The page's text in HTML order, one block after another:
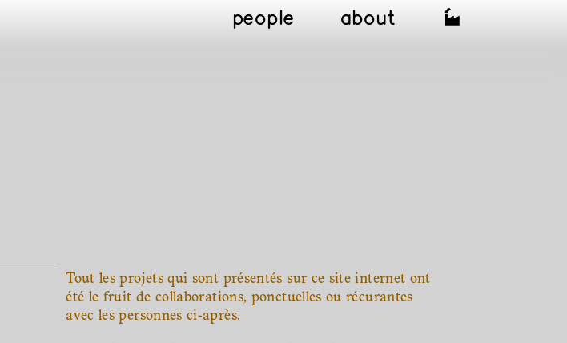
people about
Tout les projets qui sont présentés sur ce site internet ont
été le fruit de collaborations, ponctuelles ou récurantes
avec les personnes ci-après.